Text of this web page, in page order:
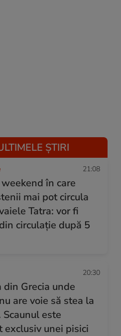
ȘTIRI
21:08
în care
mai pot circula
Tatra: vor fi
circulație după 5
20:30
din Grecia unde
are voie să stea la
Scaunul este
exclusiv unei pisici